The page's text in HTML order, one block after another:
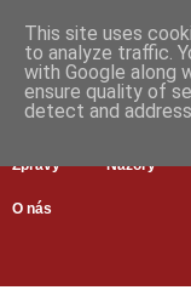
Zprávy Názory
O nás
This site uses
to analyze traffic.
with Google along
ensure quality of
detect and